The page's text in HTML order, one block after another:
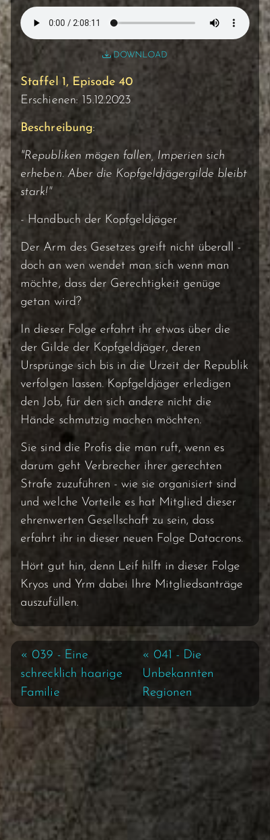
DOWNLOAD
Staffel 1, Episode 40
Erschienen: 15.12.2023
Beschreibung:
"Republiken mögen fallen, Imperien sich
erheben. Aber die Kopfgeldjägergilde bleibt
stark!"
- Handbuch der Kopfgeldjäger
Der Arm des Gesetzes greift nicht überall -
doch an wen wendet man sich wenn man
möchte, dass der Gerechtigkeit genüge
getan wird?
In dieser Folge erfahrt ihr etwas über die
der Gilde der Kopfgeldjäger, deren
Ursprünge sich bis in die Urzeit der Republik
verfolgen lassen. Kopfgeldjäger erledigen
den Job, für den sich andere nicht die
Hände schmutzig machen möchten.
Sie sind die Profis die man ruft, wenn es
darum geht Verbrecher ihrer gerechten
Strafe zuzuführen - wie sie organisiert sind
und welche Vorteile es hat Mitglied dieser
ehrenwerten Gesellschaft zu sein, dass
erfahrt ihr in dieser neuen Folge Datacrons.
Hört gut hin, denn Leif hilft in dieser Folge
Kryos und Yrm dabei Ihre Mitgliedsanträge
auszufüllen.
« 039 - Eine
schrecklich haarige
Familie
« 041 - Die
Unbekannten
Regionen